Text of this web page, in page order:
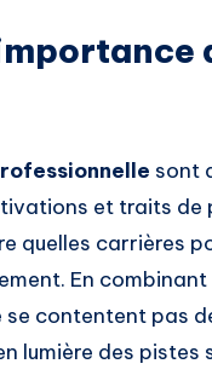
sont
et traits
quelles carrières
En
contentent pas
lumière des